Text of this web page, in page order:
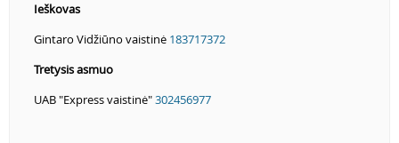
Ieškovas
Gintaro Vidžiūno vaistinė 183717372
Tretysis asmuo
UAB "Express vaistinė"302456977